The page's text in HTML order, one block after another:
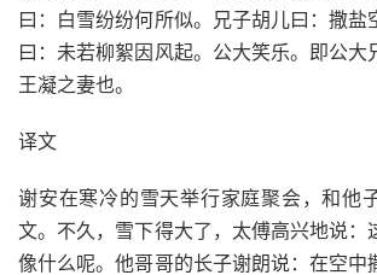
曰：白雪纷纷何所似。兄子胡儿曰：撒盐
曰：未若柳絮因风起。公大笑乐。即公大
王凝之妻也。
译文
谢安在寒冷的雪天举行家庭聚会，和他
文。不久，雪下得大了，太傅高兴地说：
像什么呢。他哥哥的长子谢朗说：在空中